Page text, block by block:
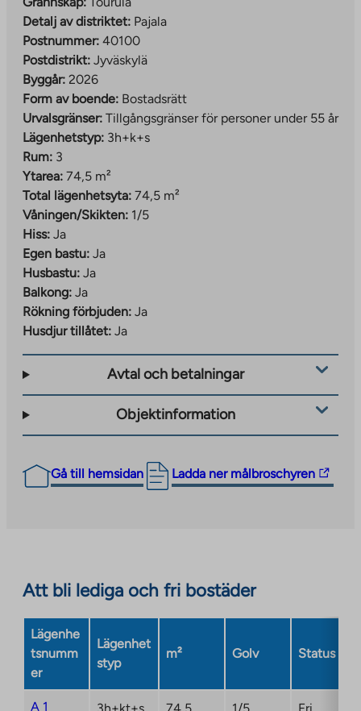
antalet personer, vilket justeras efter förbrukning.
Den allmänna momssatsen har höjts från 24 procent
till 25,5 procent från och med den 1 september 2024. I
ett statligt stödt bostadsrättshus kan högst 15 procent
av de bygg- eller anskaffningskostnader
(anskaffningsvärde) som godkänts av
Bostadsfinansierings- och utvecklingscentralen drivas
in som bostadsrättsavgifter. Bostadsfinansierings- och
utvecklingscentralen har godkänt fastighetens
byggkostnader med en skattesats på 24 procent. Om
byggkostnaderna för ett bostadsrättsprojekt ökar på
grund av en höjning av momssatsen kan
bostadsrättsavgifterna behöva revideras, men inte med
mer än 1,5 %. Eventuella justeringar av
bostadsrättsavgifterna kommer att göras efter att
fastigheten är färdigställd. Bostadsrättsavgifter
kommer att meddelas innehavarna av
Detalj av distriktet: Pajala
Postnummer: 40100
Postdistrikt: Jyväskylä
Byggår: 2026
Form av boende: Bostadsrätt
Urvalsgränser: Tillgångsgränser för personer under 55 år
Lägenhetstyp: 3h+k+s
Rum: 3
Ytarea: 74,5 m²
Total lägenhetsyta: 74,5 m²
Våningen/Skikten: 1/5
Hiss: Ja
Egen bastu: Ja
Husbastu: Ja
Balkong: Ja
Rökning förbjuden: Ja
Husdjur tillåtet: Ja
Avtal och betalningar
Objektinformation
Gå till hemsidan Ladda ner målbroschyren
The
external
opens
a
new
Att bli lediga och fri bostäder
Lägenhe
tsnumm
er
Lägenhet
styp
m² Golv Status
A 1